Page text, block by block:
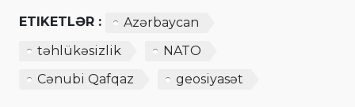
ETIKETLƏR :
Azərbaycan
təhlükəsizlik
NATO
Cənubi Qafqaz
geosiyasət